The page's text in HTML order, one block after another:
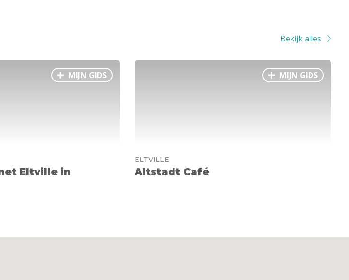
Bekijk alles
MIJN GIDS
Eltville in
MIJN GIDS
ELTVILLE
Altstadt Café